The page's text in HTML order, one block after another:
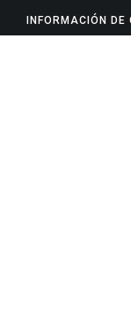
INFORMACIÓN DE